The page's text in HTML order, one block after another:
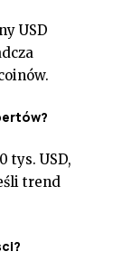
USD
tys. USD,
trend